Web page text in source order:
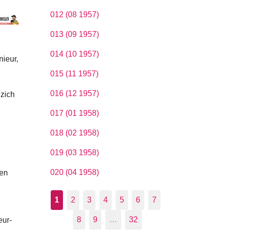
012 (08 1957)
013 (09 1957)
014 (10 1957)
015 (11 1957)
016 (12 1957)
017 (01 1958)
018 (02 1958)
019 (03 1958)
020 (04 1958)
1 2 3 4 5 6 7
8 9 … 32